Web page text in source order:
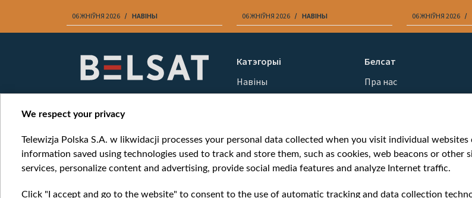
06 ЖНІЎНЯ 2026 НАВІНЫ 06 ЖНІЎНЯ 2026 НАВІНЫ 06 ЖНІЎНЯ 2026
Катэгорыі
Навіны
Вайна
Белсат
Пра нас
Кантакты
Як нас глядзець
Узнагароды
Міжнародная супраца
Ціск з боку ўладаў
We respect your privacy
Telewizja Polska S.A. w likwidacji processes your personal data collected when you visit individual
information saved using technologies used to track and store them, such as cookies, web beacons or
services, personalize content and advertising, provide social media features and analyze Internet traffic.
Click "I accept and go to the website" to consent to the use of automatic tracking and data collection